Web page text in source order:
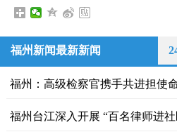
福州新闻最新新闻
福州：高级检察官携手共进担使
福州台江深入开展 “百名律师进社